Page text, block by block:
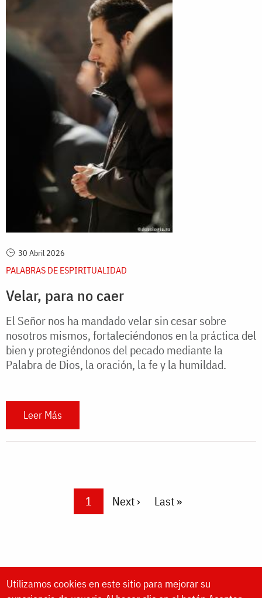
30 Abril 2026
PALABRAS DE ESPIRITUALIDAD
Velar, para no caer
El Señor nos ha mandado velar sin cesar sobre
nosotros mismos, fortaleciéndonos en la práctica del
bien y protegiéndonos del pecado mediante la
Palabra de Dios, la oración, la fe y la humildad.
Leer Más
Current page
1 Next page
Next › Last page
Last »
Utilizamos cookies en este sitio para mejorar su